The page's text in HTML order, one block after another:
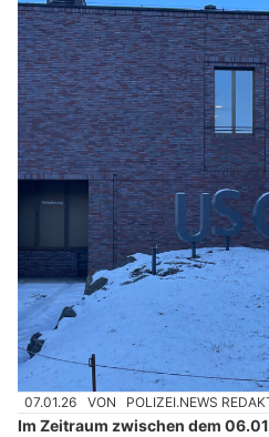
07.01.26 VON POLIZEI.NEWS
Im Zeitraum zwischen dem